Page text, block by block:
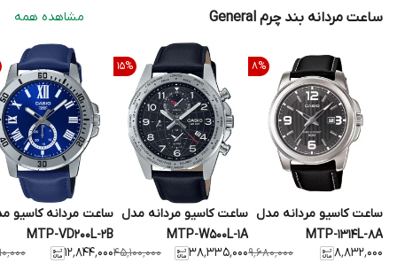
ساعت مردانه بند چرم General مشاهده همه
8%
ساعت کاسیو مردانه مدل
MTP-1314L-8A
۸٬۸۳۲٬۰۰۰
۹٬۶۸۰٬۰۰۰
15%
ساعت کاسیو مردانه مدل
MTP-W500L-1A
۳۸٬۳۳۵٬۰۰۰
۴۵٬۱۰۰٬۰۰۰
ساعت مردانه کاسیو
MTP-VD200L-2B
۱۲٬۸۴۴٬۰۰۰